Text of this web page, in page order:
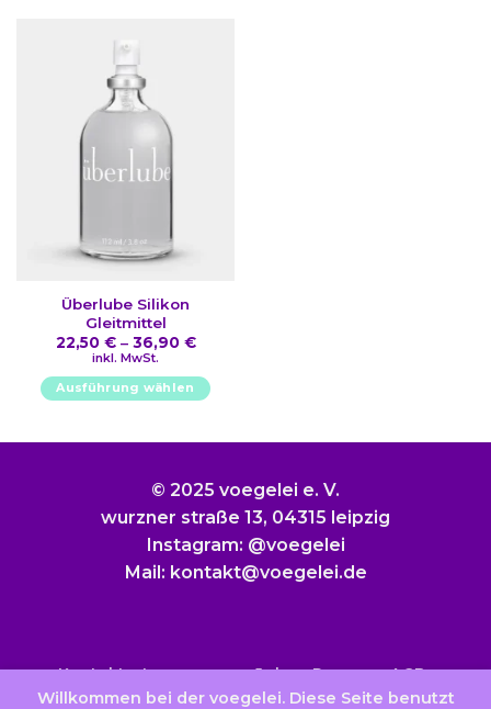
mehrere
Varianten
auf.
Optionen
können
Produktseite
gewählt
Überlube Silikon
Gleitmittel
22,50 €– 36,90 €
inkl. MwSt.
Ausführung wählen
mehrere
Varianten
auf.
Die
Optionen
© 2025 voegelei e. V.
wurzner straße 13, 04315 leipzig
Instagram: @voegelei
Mail: kontakt@voegelei.de
Kontakt Impressum Jobs Presse
AGB
Datenschutzerklärung
Widerrufsbelehrung
Willkommen bei der voegelei. Diese Seite benutzt